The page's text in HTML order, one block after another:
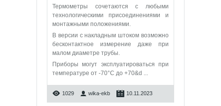
Термометры сочетаются с любыми
технологическими присоединениями и
монтажными положениями.
В версии с накладным штоком возможно
бесконтактное измерение даже при
малом диаметре трубы.
Приборы могут эксплуатироваться при
температуре от -70°C до +70&d ...
1029 wika-ekb 10.11.2023